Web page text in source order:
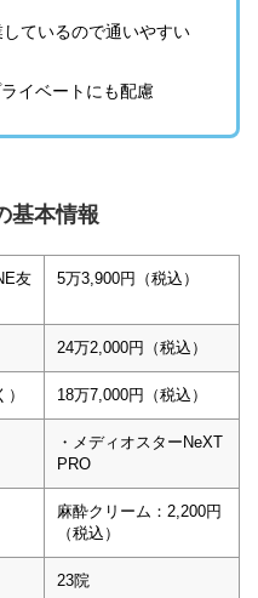
ているので通いやすい
イベートにも配慮
基本情報
友
5万3,900円（税込）
24万2,000円（税込）
18万7,000円（税込）
・メディオスターNeXT
PRO
麻酔クリーム：2,200円
（税込）
23院